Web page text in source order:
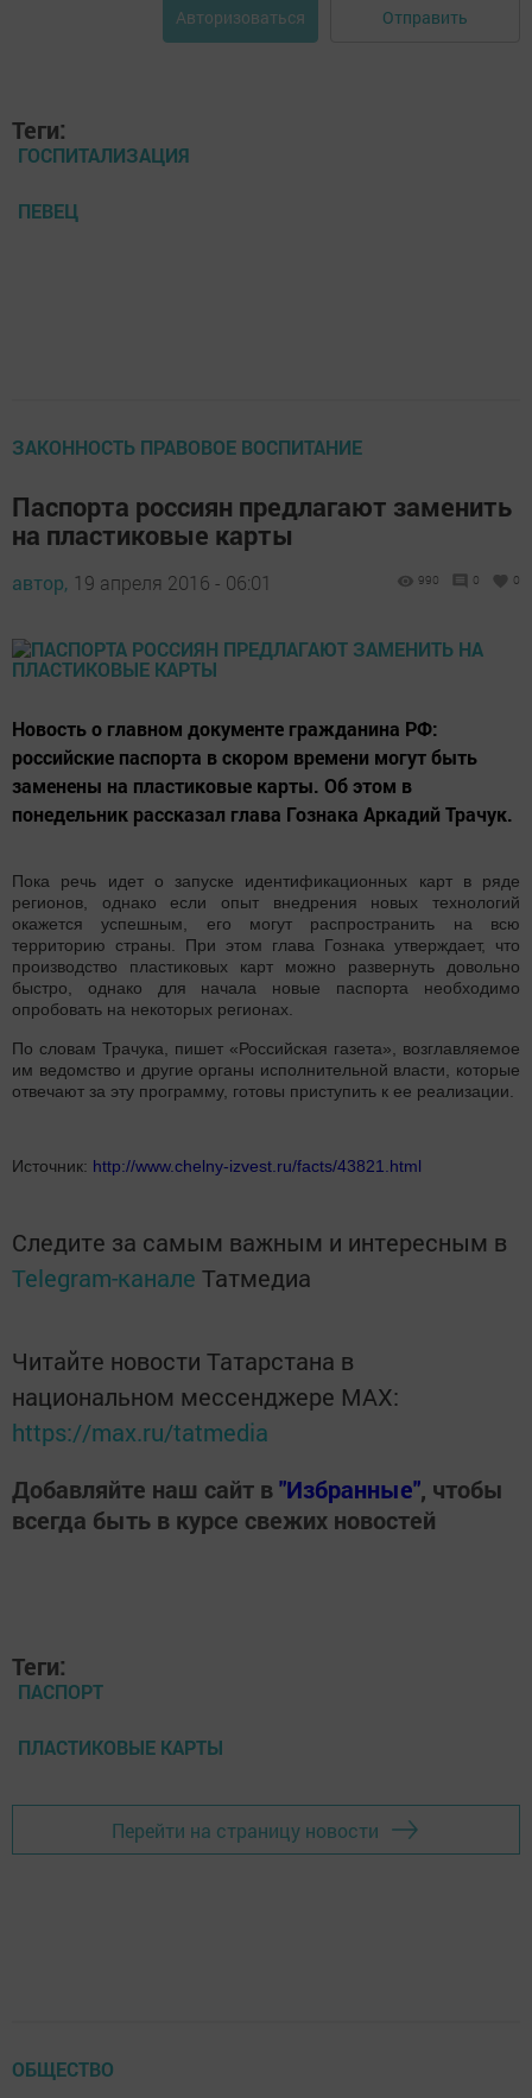
Авторизоваться Отправить
Теги:
ГОСПИТАЛИЗАЦИЯ
ПЕВЕЦ
ЗАКОННОСТЬ ПРАВОВОЕ ВОСПИТАНИЕ
Паспорта россиян предлагают заменить
на пластиковые карты
автор, 19 апреля 2016 - 06:01 990 0 0
Новость о главном документе гражданина РФ:
российские паспорта в скором времени могут быть
заменены на пластиковые карты. Об этом в
понедельник рассказал глава Гознака Аркадий Трачук.
Пока речь идет о запуске идентификационных карт в ряде
регионов, однако если опыт внедрения новых технологий
окажется успешным, его могут распространить на всю
территорию страны. При этом глава Гознака утверждает, что
производство пластиковых карт можно развернуть довольно
быстро, однако для начала новые паспорта необходимо
опробовать на некоторых регионах.
По словам Трачука, пишет «Российская газета», возглавляемое
им ведомство и другие органы исполнительной власти, которые
отвечают за эту программу, готовы приступить к ее реализации.
Источник: http://www.chelny-izvest.ru/facts/43821.html
Следите за самым важным и интересным в
Telegram-канале Татмедиа
Читайте новости Татарстана в
национальном мессенджере MАХ:
https://max.ru/tatmedia
Добавляйте наш сайт в"Избранные", чтобы
всегда быть в курсе свежих новостей
Теги:
ПАСПОРТ
ПЛАСТИКОВЫЕ КАРТЫ
Перейти на страницу новости
ОБЩЕСТВО